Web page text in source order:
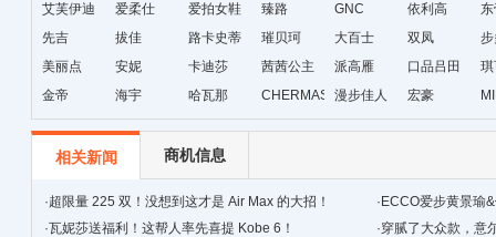
琳
艾芙伊迪
爱柔仕 爱拍女鞋 臻路 GNC 依利高
先吉
拔佳
路卡史蒂
芙
璀贝珂 大百士 双凤
美丽点
安妮 卡迪莎 茜茜公主 派高雁 口品吕田
金帝
海宇 哈瓦那 CHERMAS&KAETH
漫步佳人 宏豪
相关新闻 商机信息
·超限量 225 双！没想到这才是 Air Max 的大招！ · ECCO爱步黄景瑜
·瓦妮莎送福利！这帮人率先喜提 Kobe 6！ ·穿腻了大众款，‍‍意